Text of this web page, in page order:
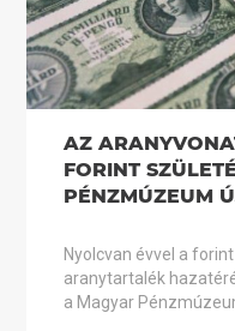
AZ
FORINT
PÉNZMÚZEUM
Nyolcvan évvel a
aranytartalék
a Magyar